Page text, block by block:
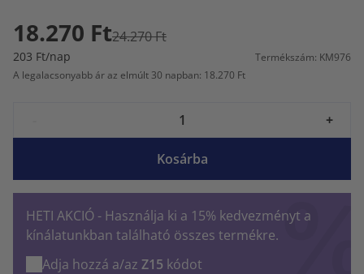
18.270 Ft24.270 Ft
203 Ft/nap
Termékszám: KM976
A legalacsonyabb ár az elmúlt 30 napban: 18.270 Ft
+
Kosárba
HETI AKCIÓ - Használja ki a 15% kedvezményt a
kínálatunkban található összes termékre.
Adja hozzá a/az Z15 kódot